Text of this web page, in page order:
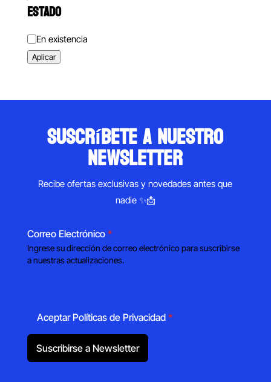
ESTADO
Estado
En existencia
Aplicar
suscríbete a nuestro
newsletter
Recibe ofertas exclusivas y novedades antes que
nadie ✨📩
Correo Electrónico *
Ingrese su dirección de correo electrónico para suscribirse
a nuestras actualizaciones.
Aceptar Políticas de Privacidad *
Suscribirse a Newsletter